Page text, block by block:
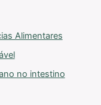
Alimentares
no intestino